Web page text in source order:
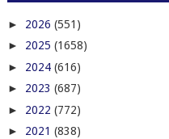
► 2026 (551)
► 2025 (1658)
► 2024 (616)
► 2023 (687)
► 2022 (772)
► 2021 (838)